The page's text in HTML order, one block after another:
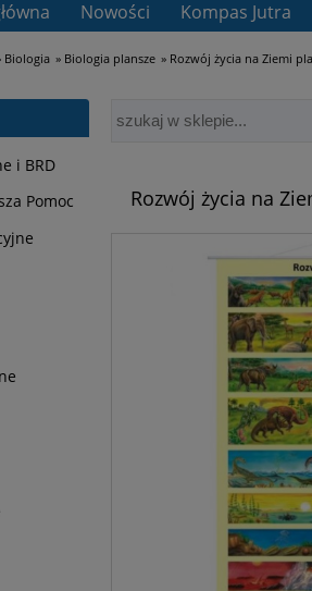
Nowości Kompas Jutra
Biologia » Biologia plansze » Rozwój życia na Ziemi
i BRD
Pomoc
Rozwój życia na